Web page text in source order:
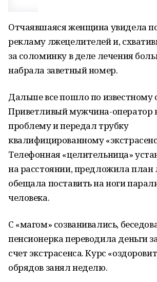
Отчаявшаяся женщина увидела
рекламу лжецелителей и,
за соломинку в деле лечения
набрала заветный номер.
Дальше все пошло по известному
Приветливый мужчина-
проблему и передал трубку
квалифицированному
Телефонная «целительница»
на расстоянии, предложила план
обещала поставить на ноги
человека.
С «магом» созванивались,
пенсионерка переводила деньги
счет экстрасенса. Курс
обрядов занял неделю.